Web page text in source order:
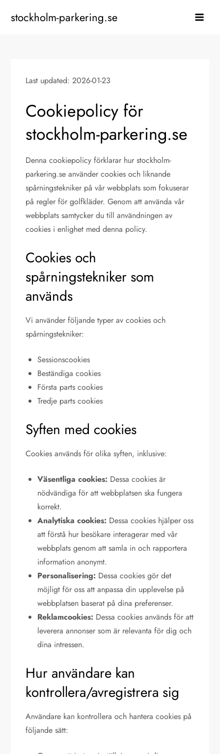
stockholm-parkering.se
Last updated: 2026-01-23
Cookiepolicy för
stockholm-parkering.se
Denna cookiepolicy förklarar hur stockholm-
parkering.se använder cookies och liknande
spårningstekniker på vår webbplats som fokuserar
på regler för golfkläder. Genom att använda vår
webbplats samtycker du till användningen av
cookies i enlighet med denna policy.
Cookies och
spårningstekniker som
används
Vi använder följande typer av cookies och
spårningstekniker:
Sessionscookies
Beständiga cookies
Första parts cookies
Tredje parts cookies
Syften med cookies
Cookies används för olika syften, inklusive:
Väsentliga cookies: Dessa cookies är
nödvändiga för att webbplatsen ska fungera
korrekt.
Analytiska cookies: Dessa cookies hjälper oss
att förstå hur besökare interagerar med vår
webbplats genom att samla in och rapportera
information anonymt.
Personalisering: Dessa cookies gör det
möjligt för oss att anpassa din upplevelse på
webbplatsen baserat på dina preferenser.
Reklamcookies: Dessa cookies används för att
leverera annonser som är relevanta för dig och
dina intressen.
Hur användare kan
kontrollera/avregistrera sig
Användare kan kontrollera och hantera cookies på
följande sätt: